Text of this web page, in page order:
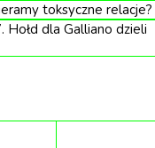
toksyczne relacje?
Hołd dla Galliano dzieli